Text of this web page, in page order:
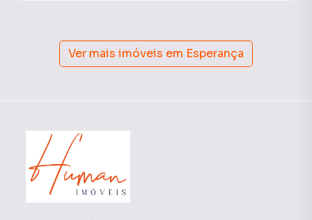
Ver mais imóveis em Esperança